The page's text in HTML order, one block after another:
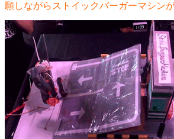
願しながらストイックバーガーマシン